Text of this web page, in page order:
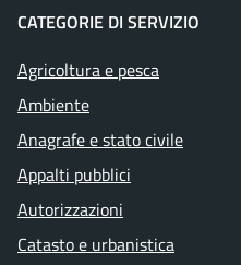
CATEGORIE DI SERVIZIO
Agricoltura e pesca
Ambiente
Anagrafe e stato civile
Appalti pubblici
Autorizzazioni
Catasto e urbanistica